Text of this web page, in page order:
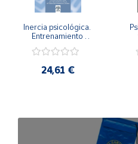
Inercia psicológica.
Entrenamiento
Igualdad de Género.
24,61 €